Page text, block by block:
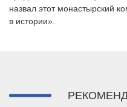
назвал этот монастырский
в истории».